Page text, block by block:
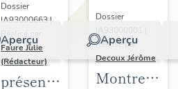
Aperçu
Dossier
IA93000663 |
Réalisé par
Faure Julie
(Rédacteur)
présentation
Aperçu
Dossier
Réalisé par
Decoux Jérôme
Montreuil